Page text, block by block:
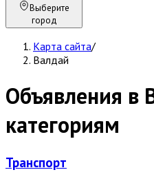
Выберите
город
Карта сайта/
Валдай
Объявления в
категориям
Транспорт